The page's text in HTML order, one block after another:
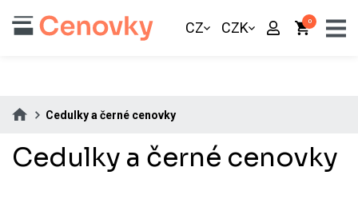
0
CZ CZK
Cedulky a černé cenovky
Cedulky a černé cenovky